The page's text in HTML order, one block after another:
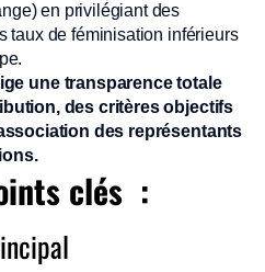
en privilégiant des
taux de féminisation inférieurs
une transparence totale
des critères objectifs
des représentants
clés :